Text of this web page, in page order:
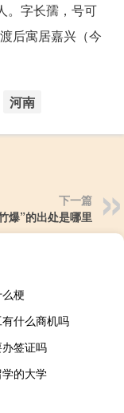
。字长孺，号可
后寓居嘉兴（今
河南
下一篇
爆”的出处是哪里
梗
什么商机吗
签证吗
的大学